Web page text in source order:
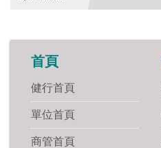
首頁
健行首頁
單位首頁
商管首頁